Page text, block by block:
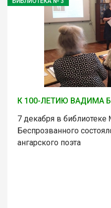
К 100-ЛЕТИЮ ВАДИМА
7 декабря в
Беспрозванного
ангарского поэта